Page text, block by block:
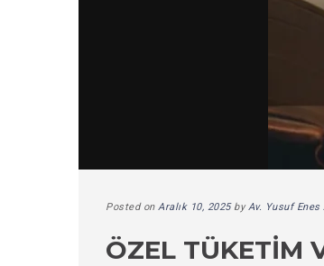
Posted on Aralık 10, 2025byAv. Yusuf Enes
ÖZEL TÜKETIM